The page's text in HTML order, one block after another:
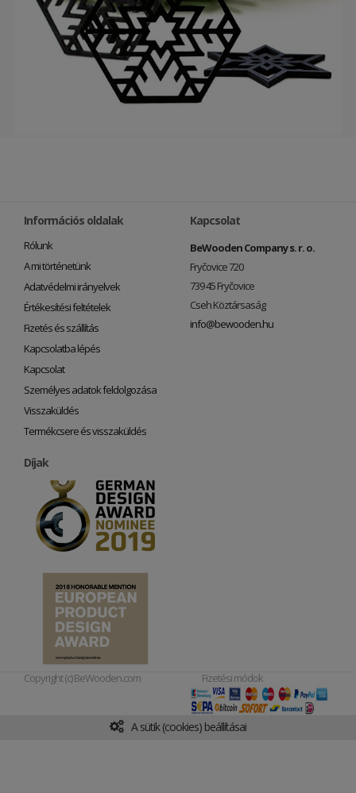
Információs oldalak
Rólunk
A mi történetünk
Adatvédelmi irányelvek
Értékesítési feltételek
Fizetés és szállítás
Kapcsolatba lépés
Kapcsolat
Személyes adatok feldolgozása
Visszaküldés
Termékcsere és visszaküldés
Kapcsolat
BeWooden Company s. r. o.
Fryčovice 720
739 45 Fryčovice
Cseh Köztársaság
info@bewooden.hu
Díjak
Copyright (c) BeWooden.com Fizetési módok
A sütik (cookies) beállításai